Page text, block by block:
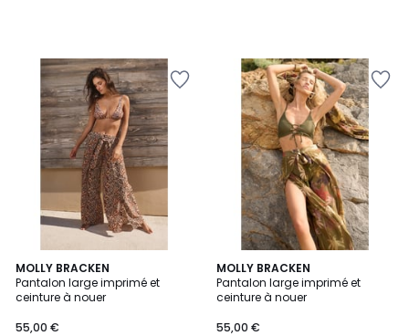
MOLLY BRACKEN
Pantalon large imprimé et
ceinture à nouer
55,00 €
MOLLY BRACKEN
Pantalon large imprimé et
ceinture à nouer
55,00 €